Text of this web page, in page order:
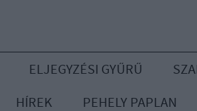
ELJEGYZÉSI GYŰRŰ
HÍREK PEHELY PAPLAN